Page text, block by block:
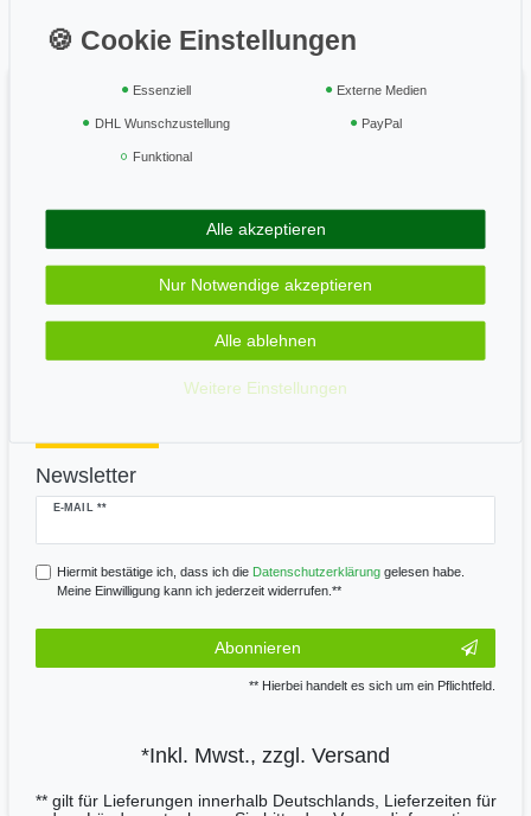
Zahlung und Versand
Vertrag widerrufen
Geprüft & sicher
Zahle bequem per
Wir versenden mit
Newsletter
E-MAIL **
Newsletter
Hiermit bestätige ich, dass ich die Daten­schutz­erklärunggelesen habe.
Meine Einwilligung kann ich jederzeit widerrufen.**
Abonnieren
** Hierbei handelt es sich um ein Pflichtfeld.
*Inkl. Mwst., zzgl. Versand
** gilt für Lieferungen innerhalb Deutschlands, Lieferzeiten für
Essenziell Externe Medien
DHL Wunschzustellung PayPal
Funktional
Alle akzeptieren
Nur Notwendige akzeptieren
Alle ablehnen
Weitere Einstellungen